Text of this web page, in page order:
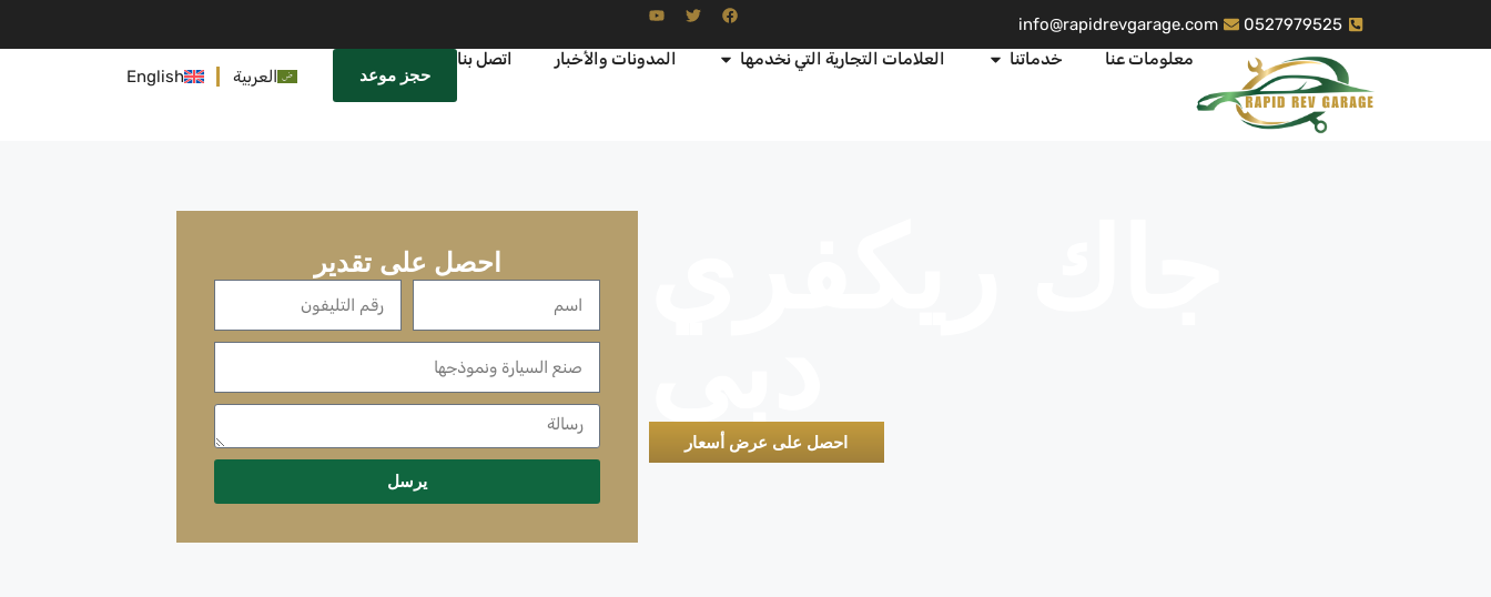
0527979525
info@rapidrevgarage.com
معلومات عنا
خدماتنا العلامات التجارية التي نخدمها المدونات والأخبار اتصل بنا
حجز موعد العربية English
احصل على عرض أسعار
احصل على تقدير
يرسل